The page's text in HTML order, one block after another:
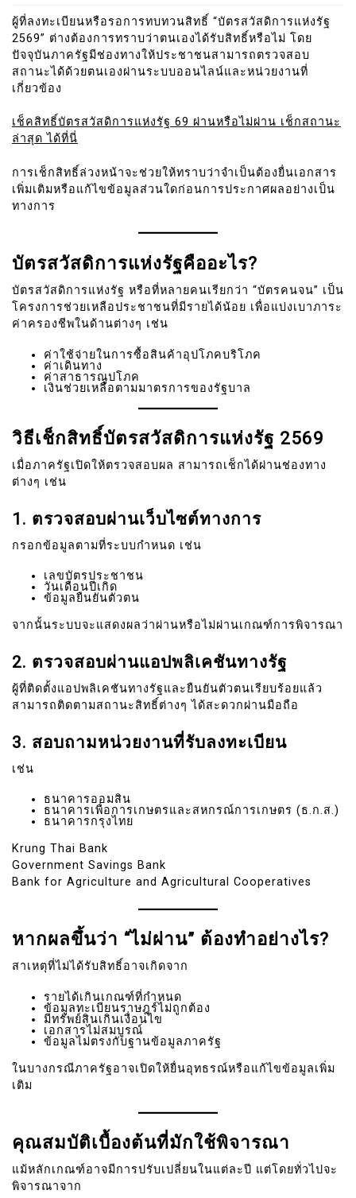
ผู้ที่ลงทะเบียนหรือรอการทบทวนสิทธิ์ “บัตรสวัสดิการแห่งรัฐ
2569” ต่างต้องการทราบว่าตนเองได้รับสิทธิ์หรือไม่ โดย
ปัจจุบันภาครัฐมีช่องทางให้ประชาชนสามารถตรวจสอบ
สถานะได้ด้วยตนเองผ่านระบบออนไลน์และหน่วยงานที่
เกี่ยวข้อง
เช็คสิทธิ์บัตรสวัสดิการแห่งรัฐ 69 ผ่านหรือไม่ผ่าน เช็กสถานะ
ล่าสุด ได้ที่นี่
การเช็กสิทธิ์ล่วงหน้าจะช่วยให้ทราบว่าจำเป็นต้องยื่นเอกสาร
เพิ่มเติมหรือแก้ไขข้อมูลส่วนใดก่อนการประกาศผลอย่างเป็น
ทางการ
บัตรสวัสดิการแห่งรัฐคืออะไร?
บัตรสวัสดิการแห่งรัฐ หรือที่หลายคนเรียกว่า “บัตรคนจน” เป็น
โครงการช่วยเหลือประชาชนที่มีรายได้น้อย เพื่อแบ่งเบาภาระ
ค่าครองชีพในด้านต่างๆ เช่น
ค่าใช้จ่ายในการซื้อสินค้าอุปโภคบริโภค
ค่าเดินทาง
ค่าสาธารณูปโภค
เงินช่วยเหลือตามมาตรการของรัฐบาล
วิธีเช็กสิทธิ์บัตรสวัสดิการแห่งรัฐ 2569
เมื่อภาครัฐเปิดให้ตรวจสอบผล สามารถเช็กได้ผ่านช่องทาง
ต่างๆ เช่น
1. ตรวจสอบผ่านเว็บไซต์ทางการ
กรอกข้อมูลตามที่ระบบกำหนด เช่น
เลขบัตรประชาชน
วันเดือนปีเกิด
ข้อมูลยืนยันตัวตน
จากนั้นระบบจะแสดงผลว่าผ่านหรือไม่ผ่านเกณฑ์การพิจารณา
2. ตรวจสอบผ่านแอปพลิเคชันทางรัฐ
ผู้ที่ติดตั้งแอปพลิเคชันทางรัฐและยืนยันตัวตนเรียบร้อยแล้ว
สามารถติดตามสถานะสิทธิ์ต่างๆ ได้สะดวกผ่านมือถือ
3. สอบถามหน่วยงานที่รับลงทะเบียน
เช่น
ธนาคารออมสิน
ธนาคารเพื่อการเกษตรและสหกรณ์การเกษตร (ธ.ก.ส.)
ธนาคารกรุงไทย
Krung Thai Bank
Government Savings Bank
Bank for Agriculture and Agricultural Cooperatives
หากผลขึ้นว่า “ไม่ผ่าน” ต้องทำอย่างไร?
สาเหตุที่ไม่ได้รับสิทธิ์อาจเกิดจาก
รายได้เกินเกณฑ์ที่กำหนด
ข้อมูลทะเบียนราษฎร์ไม่ถูกต้อง
มีทรัพย์สินเกินเงื่อนไข
เอกสารไม่สมบูรณ์
ข้อมูลไม่ตรงกับฐานข้อมูลภาครัฐ
ในบางกรณีภาครัฐอาจเปิดให้ยื่นอุทธรณ์หรือแก้ไขข้อมูลเพิ่ม
เติม
คุณสมบัติเบื้องต้นที่มักใช้พิจารณา
แม้หลักเกณฑ์อาจมีการปรับเปลี่ยนในแต่ละปี แต่โดยทั่วไปจะ
พิจารณาจาก